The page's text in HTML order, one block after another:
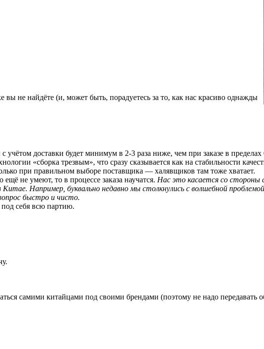
не найдёте (и, может быть, порадуетесь за то, как нас красиво однажды
учётом доставки будет минимум в 2-3 раза ниже, чем при заказе в
«сборка трезвым», что сразу сказывается как на стабильности
при правильном выборе поставщика — халявщиков там тоже хватает.
не умеют, то в процессе заказа научатся. Нас это касается со стороны
Например, буквально недавно мы столкнулись с волшебной
быстро и чисто.
под себя всю партию.
самими китайцами под своими брендами (поэтому не надо